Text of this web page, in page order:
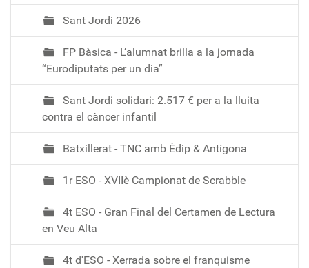
Sant Jordi 2026
FP Bàsica - L’alumnat brilla a la jornada
“Eurodiputats per un dia”
Sant Jordi solidari: 2.517 € per a la lluita
contra el càncer infantil
Batxillerat - TNC amb Èdip & Antígona
1r ESO - XVIIè Campionat de Scrabble
4t ESO - Gran Final del Certamen de Lectura
en Veu Alta
4t d'ESO - Xerrada sobre el franquisme